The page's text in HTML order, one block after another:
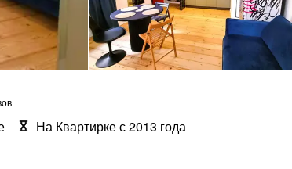
На Квартирке с 2013 года